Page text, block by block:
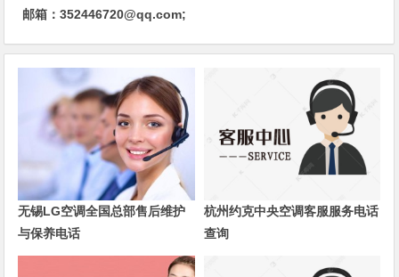
邮箱：352446720@qq.com;
无锡LG空调全国总部售后维护
与保养电话
杭州约克中央空调客服服务电话
查询